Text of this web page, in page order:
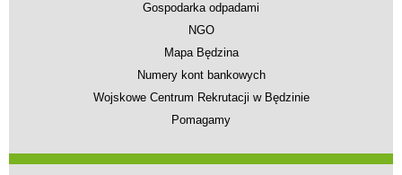
Gospodarka odpadami
NGO
Mapa Będzina
Numery kont bankowych
Wojskowe Centrum Rekrutacji w Będzinie
Pomagamy